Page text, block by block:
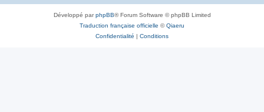
Développé parphpBB® Forum Software © phpBB Limited
Traduction française officielle ©Qiaeru
Confidentialité | Conditions